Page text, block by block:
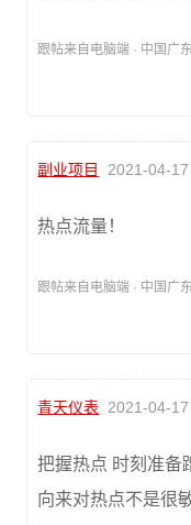
跟帖来自电脑端 · 中国广
副业项目 2021-04-
热点流量！
跟帖来自电脑端 · 中国广
青天仪表 2021-04-
把握热点 时刻准备
向来对热点不是很